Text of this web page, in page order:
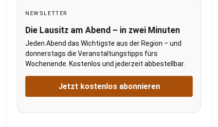
NEWSLETTER
Die Lausitz am Abend – in zwei Minuten
Jeden Abend das Wichtigste aus der Region – und
donnerstags die Veranstaltungstipps fürs
Wochenende. Kostenlos und jederzeit abbestellbar.
Jetzt kostenlos abonnieren